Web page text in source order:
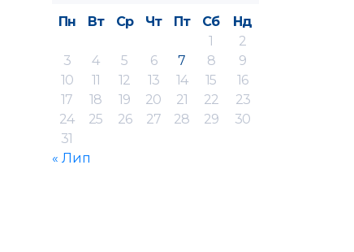
Пн
Вт Ср Чт Пт Сб
Нд
1
2
3
4 5 6 7 8
9
10
11 12 13 14 15
16
17
18 19 20 21 22
23
24
25 26 27 28 29
30
31
« Лип